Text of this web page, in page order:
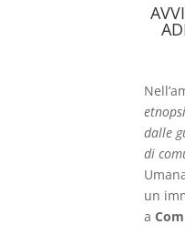
dalle
di
un
a